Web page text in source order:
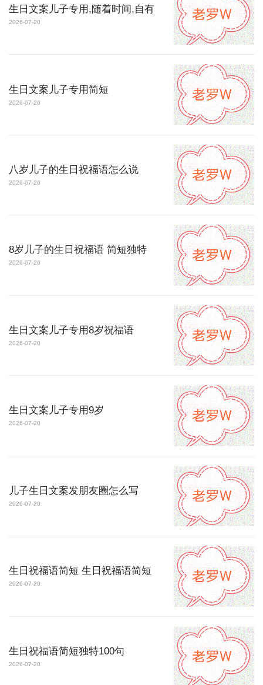
生日文案儿子专用,随着时间,自有
2026-07-20
生日文案儿子专用简短
2026-07-20
八岁儿子的生日祝福语怎么说
2026-07-20
8岁儿子的生日祝福语 简短独特
2026-07-20
生日文案儿子专用8岁祝福语
2026-07-20
生日文案儿子专用9岁
2026-07-20
儿子生日文案发朋友圈怎么写
2026-07-20
生日祝福语简短 生日祝福语简短
2026-07-20
生日祝福语简短独特100句
2026-07-20